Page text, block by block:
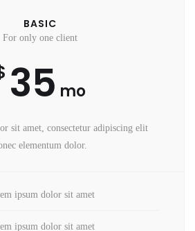
BASIC
For only one client
35 mo
sit amet, consectetur adipiscing elit
elementum dolor.
ipsum dolor sit amet
ipsum dolor sit amet